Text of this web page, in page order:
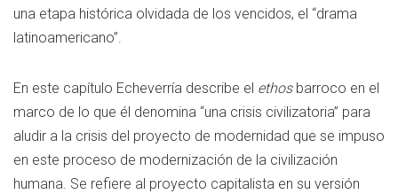
una etapa histórica olvidada de los vencidos, el “drama
latinoamericano”.
En este capítulo Echeverría describe el ethos barroco en el
marco de lo que él denomina “una crisis civilizatoria” para
aludir a la crisis del proyecto de modernidad que se impuso
en este proceso de modernización de la civilización
humana. Se refiere al proyecto capitalista en su versión